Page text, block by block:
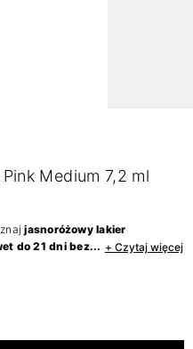
Medium 7,2 ml
jasnoróżowy lakier
do 21 dni bez... + Czytaj więcej